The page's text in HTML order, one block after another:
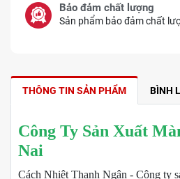
Bảo đảm chất lượng
Sản phẩm bảo đảm chất
THÔNG TIN SẢN PHẨM BÌNH
Công Ty Sản Xuất
Nai
Cách Nhiệt Thanh Ngân - Công ty